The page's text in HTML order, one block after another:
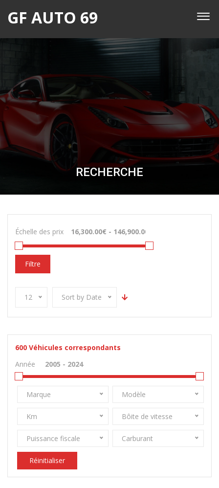
GF AUTO 69
RECHERCHE
Échelle des prix
Filtre
12 Sort by Date
600 Véhicules correspondants
Année
Marque Modèle
Km Bôite de vitesse
Puissance fiscale Carburant
Réinitialiser